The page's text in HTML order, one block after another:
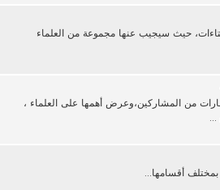
حيث سيجيب عنها مجموعة من العلماء
من المشاركين،وعرض أهمها على العلماء ،
...
أقسامها...